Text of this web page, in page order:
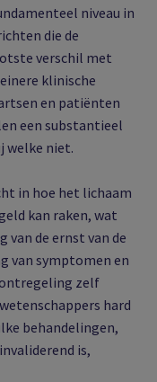
niveau in
die de
verschil met
klinische
en patiënten
een substantieel
welke niet.
in hoe het lichaam
kan raken, wat
de ernst van de
van symptomen en
zelf
hard
behandelingen,
is,